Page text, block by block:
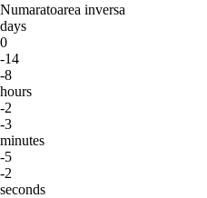
Numaratoarea inversa
days
0
-14
-8
hours
-2
-3
minutes
-5
-2
seconds